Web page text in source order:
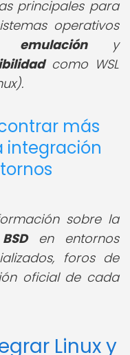
principales para
operativos
emulacióny
como WSL
más
integración
sobre la
BSDen entornos
foros de
oficial de cada
Linux y